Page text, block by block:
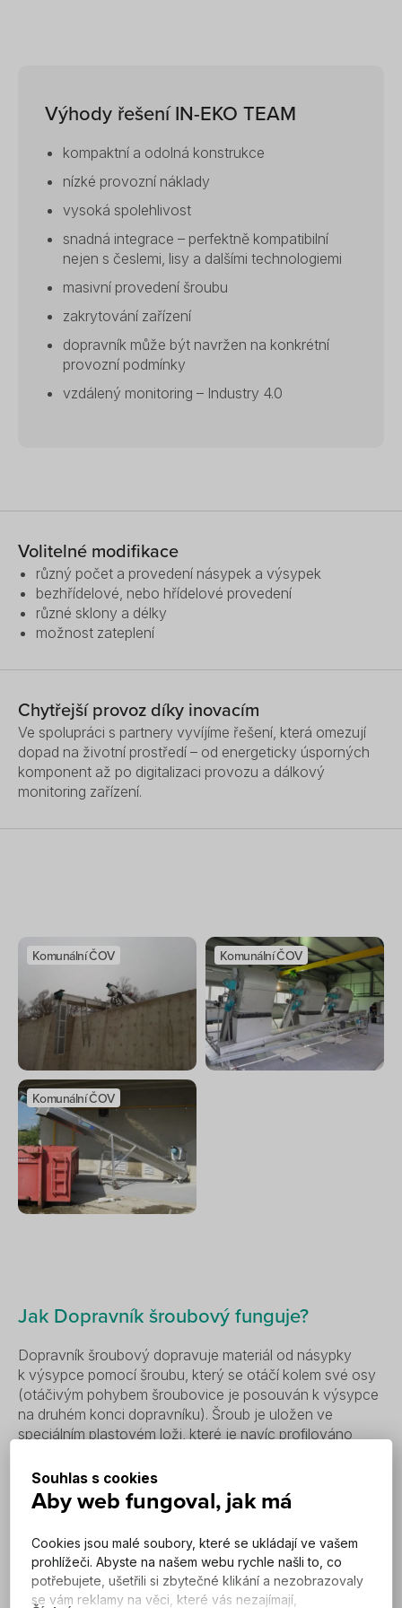
Výhody řešení IN-EKO TEAM
kompaktní a odolná konstrukce
nízké provozní náklady
vysoká spolehlivost
snadná integrace – perfektně kompatibilní
nejen s česlemi, lisy a dalšími technologiemi
masivní provedení šroubu
zakrytování zařízení
dopravník může být navržen na konkrétní
provozní podmínky
vzdálený monitoring – Industry 4.0
Volitelné modifikace
různý počet a provedení násypek a výsypek
bezhřídelové, nebo hřídelové provedení
různé sklony a délky
možnost zateplení
Chytřejší provoz díky inovacím
Ve spolupráci s partnery vyvíjíme řešení, která omezují
dopad na životní prostředí – od energeticky úsporných
komponent až po digitalizaci provozu a dálkový
monitoring zařízení.
Komunální ČOV Komunální ČOV
Komunální ČOV
Jak Dopravník šroubový funguje?
Dopravník šroubový dopravuje materiál od násypky
k výsypce pomocí šroubu, který se otáčí kolem své osy
(otáčivým pohybem šroubovice je posouván k výsypce
na druhém konci dopravníku). Šroub je uložen ve
speciálním plastovém loži, které je navíc profilováno
a k odvodnění po celé délce dopravníku. Dopravník
vyniká značnou variabilitou konstrukce. Lze jej umístit
a přizpůsobit k různým pracovním podmínkám. Na
především k dopravě shrabků od česlí, nebo k dopravě
odvodněného kalu.
Souhlas s cookies
Aby web fungoval, jak má
Cookies jsou malé soubory, které se ukládají ve vašem
prohlížeči. Abyste na našem webu rychle našli to, co
potřebujete, ušetřili si zbytečné klikání a nezobrazovaly
se vám reklamy na věci, které vás nezajímají,